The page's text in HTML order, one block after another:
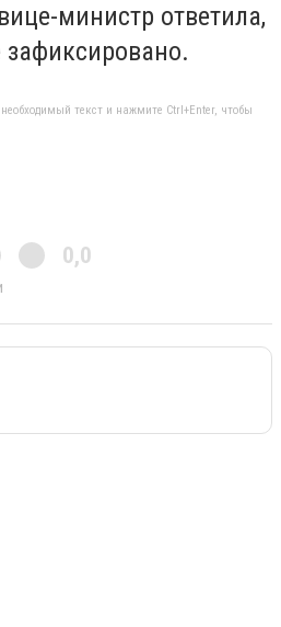
министр ответила,
зафиксировано.
текст и нажмите Ctrl+Enter, чтобы
0,0